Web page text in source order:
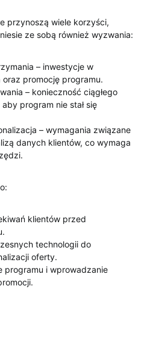
przynoszą wiele korzyści,
ze sobą również wyzwania:
– inwestycje w
promocję programu.
– konieczność ciągłego
program nie stał się
– wymagania związane
danych klientów, co wymaga
klientów przed
technologii do
oferty.
programu i wprowadzanie